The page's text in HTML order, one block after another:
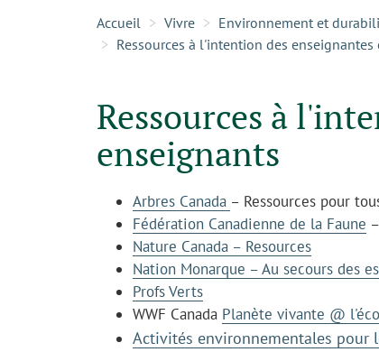
Accueil Vivre Environnement et
Ressources à l'intention des enseignantes
Ressources à
enseignants
Arbres Canada – Ressources pour
Fédération Canadienne de la Faune
Nature Canada – Resources
Nation Monarque – Au secours des
Profs Verts
WWF Canada Planète vivante @
Activités environnementales pour